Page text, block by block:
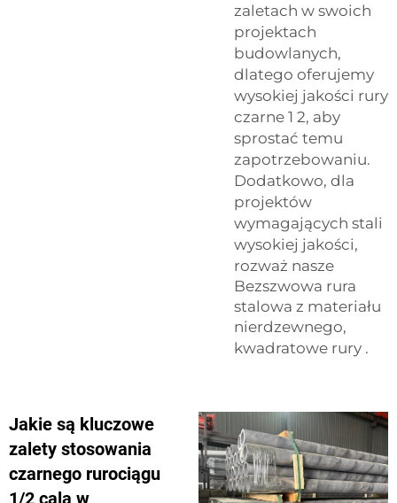
zaletach w swoich
projektach
budowlanych,
dlatego oferujemy
wysokiej jakości rury
czarne 1 2, aby
sprostać temu
zapotrzebowaniu.
Dodatkowo, dla
projektów
wymagających stali
wysokiej jakości,
rozważ nasze
Bezszwowa rura
stalowa z materiału
nierdzewnego,
kwadratowe rury .
Jakie są kluczowe
zalety stosowania
czarnego rurociągu
1/2 cala w